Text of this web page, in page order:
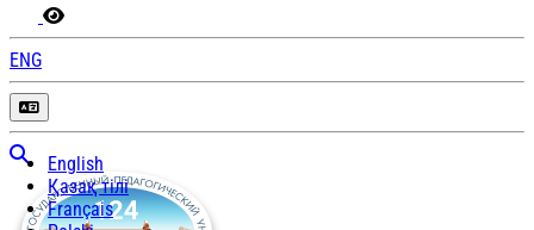
ENG
English
Қазақ тілі
Français